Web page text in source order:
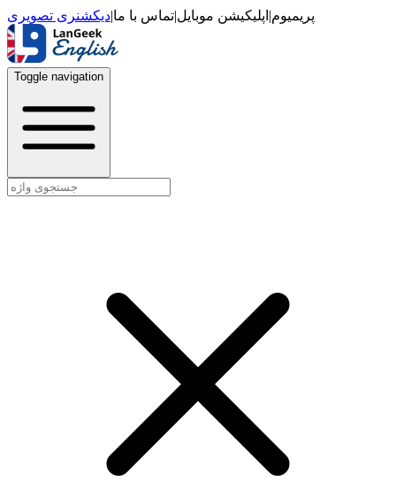
پریمیوم| اپلیکیشن موبایل|تماس با ما|دیکشنری تصویری
Toggle navigation